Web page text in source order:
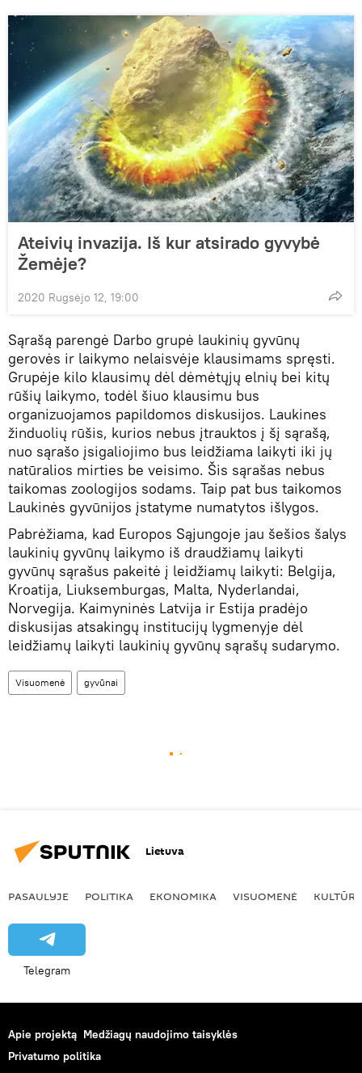
Ateivių invazija. Iš kur atsirado gyvybė
Žemėje?
2020 Rugsėjo 12, 19:00
Sąrašą parengė Darbo grupė laukinių gyvūnų
gerovės ir laikymo nelaisvėje klausimams spręsti.
Grupėje kilo klausimų dėl dėmėtųjų elnių bei kitų
rūšių laikymo, todėl šiuo klausimu bus
organizuojamos papildomos diskusijos. Laukines
žinduolių rūšis, kurios nebus įtrauktos į šį sąrašą,
nuo sąrašo įsigaliojimo bus leidžiama laikyti iki jų
natūralios mirties be veisimo. Šis sąrašas nebus
taikomas zoologijos sodams. Taip pat bus taikomos
Laukinės gyvūnijos įstatyme numatytos išlygos.
Pabrėžiama, kad Europos Sąjungoje jau šešios šalys
laukinių gyvūnų laikymo iš draudžiamų laikyti
gyvūnų sąrašus pakeitė į leidžiamų laikyti: Belgija,
Kroatija, Liuksemburgas, Malta, Nyderlandai,
Norvegija. Kaimyninės Latvija ir Estija pradėjo
diskusijas atsakingų institucijų lygmenyje dėl
leidžiamų laikyti laukinių gyvūnų sąrašų sudarymo.
Visuomenė gyvūnai
Lietuva
PASAULYJE POLITIKA EKONOMIKA VISUOMENĖ KULTŪRA
Telegram
Apie projektą Medžiagų naudojimo taisyklės
Privatumo politika